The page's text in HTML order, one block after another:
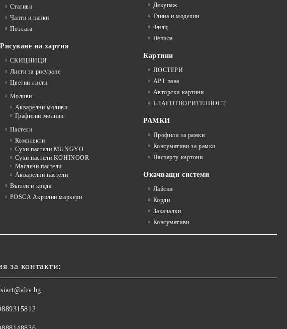
Стативи
Чанти и папки
Позлата
Рисуване на хартия
СКИЦНИЦИ
Листи за рисуване
Цветни листи
Моливи
Акварелни моливи
Графитни моливи
Пастели
Комплекти
Сухи пастели MUNGYO
Сухи пастели KOHINOOR
Маслени пастели
Акварелни пастели
Въглен и креда
POSCA Акрилни маркери
Декупаж
Глина и моделин
Филц
Лепила
Картини
ПОСТЕРИ
АРТ пана
Авторски картини
БЛАГОТВОРИТЕЛНОСТ
РАМКИ
Профили за рамки
Консумативи за рамки
Паспарту картони
Окачващи системи
Лайсни
Корди
Закачалки
Консумативи
за контакти: